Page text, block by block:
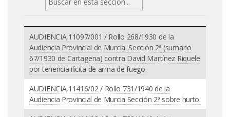
AUDIENCIA,11097/001 / Rollo 268/1930 de la
Audiencia Provincial de Murcia. Sección 2ª (sumario
67/1930 de Cartagena) contra David Martínez Riquele
por tenencia ilícita de arma de fuego.
AUDIENCIA,11416/02 / Rollo 731/1940 de la
Audiencia Provincial de Murcia Sección 2ª sobre hurto.